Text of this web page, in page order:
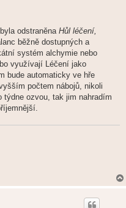
odstraněna Hůl léčení,
běžně dostupných a
systém alchymie nebo
využívají Léčení jako
bude automaticky ve hře
počtem nábojů, nikoli
ozvou, tak jim nahradím